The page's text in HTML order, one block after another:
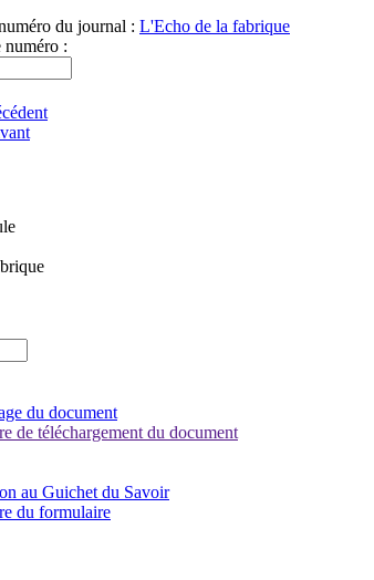
du journal : L'Echo de la fabrique
numéro :